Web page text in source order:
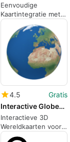
Eenvoudige
Kaartintegratie met
WPify Mapy.cz
4.5
Gratis
Interactive Globes 8211 3D World Maps
Interactieve 3D
Wereldkaarten voor
WordPress